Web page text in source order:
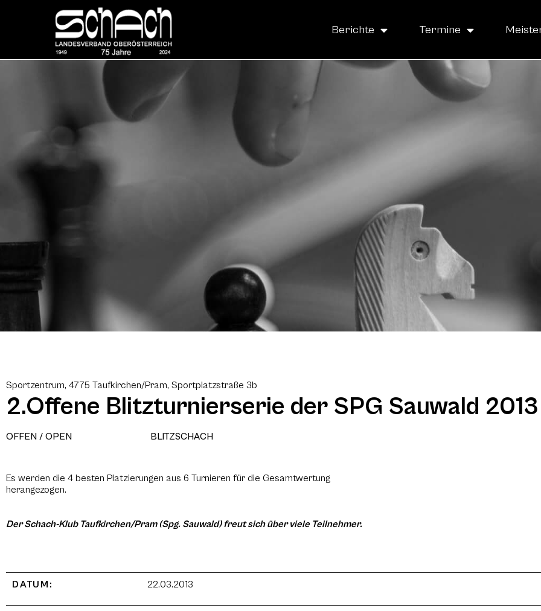
Berichte Termine
Sportzentrum, 4775 Taufkirchen/Pram, Sportplatzstraße 3b
2.Offene Blitzturnierserie der SPG Sauwald 2013
OFFEN / OPEN BLITZSCHACH
Es werden die 4 besten Platzierungen aus 6 Turnieren für die Gesamtwertung
herangezogen.
Der Schach-Klub Taufkirchen/Pram (Spg. Sauwald) freut sich über viele Teilnehmer.
DATUM: 22.03.2013